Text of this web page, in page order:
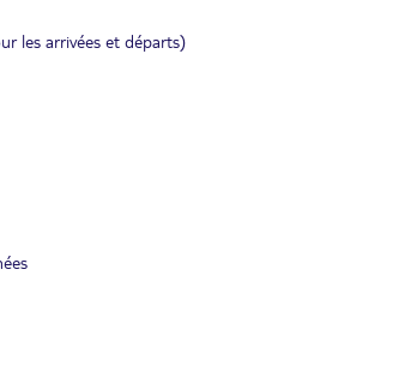
les arrivées et départs)